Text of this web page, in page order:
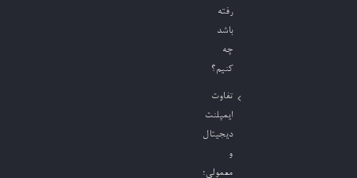
رفته
باشد
چه
کنیم؟
تفاوت
ایمپلنت
دیجیتال
و
معمولی؛